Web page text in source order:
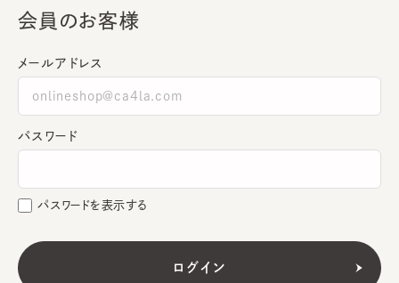
会員のお客様
メールアドレス
パスワード
パスワードを表示する